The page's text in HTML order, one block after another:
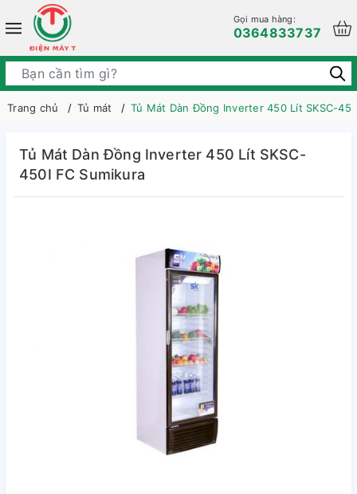
Gọi mua hàng:
0364833737
Trang chủ Tủ mát Tủ Mát Dàn Đồng Inverter 450 Lít SKSC-
Tủ Mát Dàn Đồng Inverter 450 Lít SKSC-
450I FC Sumikura